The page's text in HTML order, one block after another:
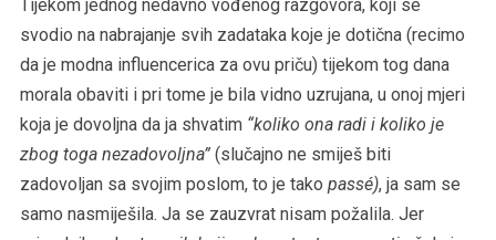
Tijekom jednog nedavno vođenog razgovora, koji se
svodio na nabrajanje svih zadataka koje je dotična (recimo
da je modna influencerica za ovu priču) tijekom tog dana
morala obaviti i pri tome je bila vidno uzrujana, u onoj mjeri
koja je dovoljna da ja shvatim “koliko ona radi i koliko je
zbog toga nezadovoljna”(slučajno ne smiješ biti
zadovoljan sa svojim poslom, to je tako passé), ja sam se
samo nasmiješila. Ja se zauzvrat nisam požalila. Jer